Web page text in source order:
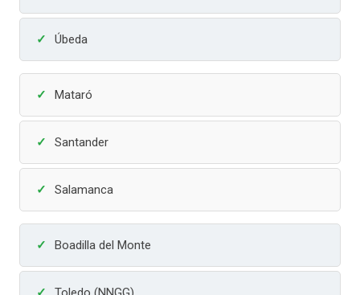
Úbeda
Mataró
Santander
Salamanca
Boadilla del Monte